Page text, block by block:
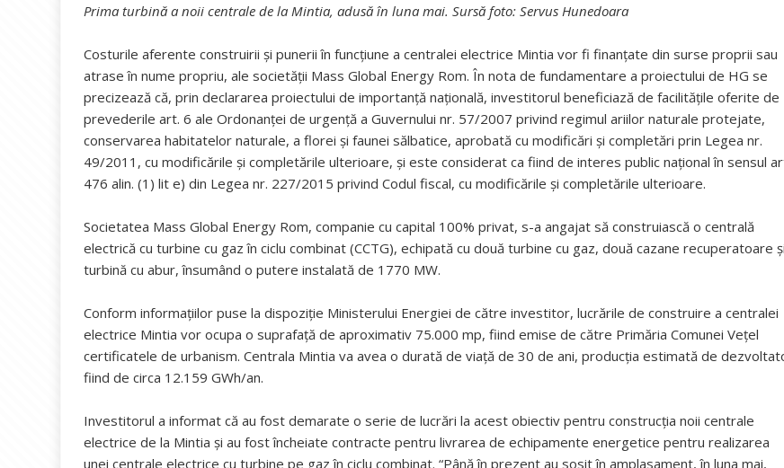
Prima turbină a noii centrale de la Mintia, adusă în luna mai. Sursă foto: Servus Hunedoara
Costurile aferente construirii și punerii în funcțiune a centralei electrice Mintia vor fi finanțate din surse proprii sau
atrase în nume propriu, ale societății Mass Global Energy Rom. În nota de fundamentare a proiectului de HG se
precizează că, prin declararea proiectului de importanță națională, investitorul beneficiază de facilitățile oferite de
prevederile art. 6 ale Ordonanţei de urgenţă a Guvernului nr. 57/2007 privind regimul ariilor naturale protejate,
conservarea habitatelor naturale, a florei şi faunei sălbatice, aprobată cu modificări şi completări prin Legea nr.
49/2011, cu modificările şi completările ulterioare, și este considerat ca fiind de interes public național în sensul
476 alin. (1) lit e) din Legea nr. 227/2015 privind Codul fiscal, cu modificările și completările ulterioare.
Societatea Mass Global Energy Rom, companie cu capital 100% privat, s-a angajat să construiască o centrală
electrică cu turbine cu gaz în ciclu combinat (CCTG), echipată cu două turbine cu gaz, două cazane recuperatoare
turbină cu abur, însumând o putere instalată de 1770 MW.
Conform informațiilor puse la dispoziție Ministerului Energiei de către investitor, lucrările de construire a centralei
electrice Mintia vor ocupa o suprafață de aproximativ 75.000 mp, fiind emise de către Primăria Comunei Vețel
certificatele de urbanism. Centrala Mintia va avea o durată de viață de 30 de ani, producția estimată de
fiind de circa 12.159 GWh/an.
Investitorul a informat că au fost demarate o serie de lucrări la acest obiectiv pentru construcția noii centrale
electrice de la Mintia și au fost încheiate contracte pentru livrarea de echipamente energetice pentru realizarea
unei centrale electrice cu turbine pe gaz în ciclu combinat. “Până în prezent au sosit în amplasament, în luna mai,